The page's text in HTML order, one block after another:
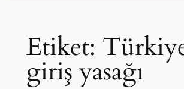
Etiket:
giriş yasağı